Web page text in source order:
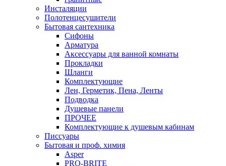
Инсталяции
Полотенцесушители
Бытовая сантехника
Сифоны
Арматура
Аксессуары для ванной комнаты
Прокладки
Шланги
Комплектующие
Лен, Герметик, Пена, Ленты
Подводка
Душевые панели
ПРОЧЕЕ
Комплектующие к душевым кабинам
Писсуары
Бытовая и проф. химия
Asper
PRO-BRITE